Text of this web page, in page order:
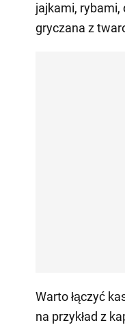
jajkami, rybami,
gryczana z
Warto łączyć
na przykład z